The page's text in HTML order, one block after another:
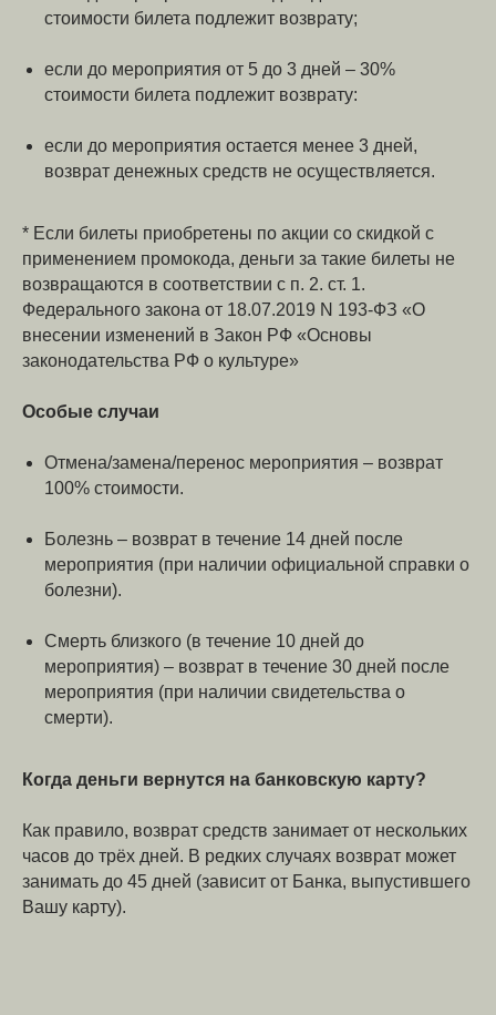
стоимости билета подлежит возврату;
если до мероприятия от 5 до 3 дней – 30%
стоимости билета подлежит возврату:
если до мероприятия остается менее 3 дней,
возврат денежных средств не осуществляется.
* Если билеты приобретены по акции со скидкой с
применением промокода, деньги за такие билеты не
возвращаются в соответствии с п. 2. ст. 1.
Федерального закона от 18.07.2019 N 193-ФЗ «О
внесении изменений в Закон РФ «Основы
законодательства РФ о культуре»
Особые случаи
Отмена/замена/перенос мероприятия – возврат
100% стоимости.
Болезнь – возврат в течение 14 дней после
мероприятия (при наличии официальной справки о
болезни).
Смерть близкого (в течение 10 дней до
мероприятия) – возврат в течение 30 дней после
мероприятия (при наличии свидетельства о
смерти).
Когда деньги вернутся на банковскую карту?
Как правило, возврат средств занимает от нескольких
часов до трёх дней. В редких случаях возврат может
занимать до 45 дней (зависит от Банка, выпустившего
Вашу карту).